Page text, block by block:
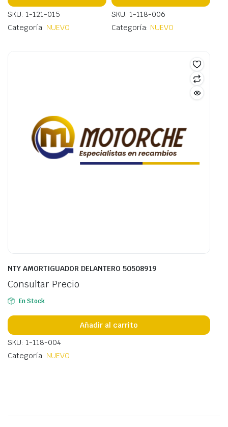
SKU: 1-121-015
Categoría: NUEVO
SKU: 1-118-006
Categoría: NUEVO
NTY AMORTIGUADOR DELANTERO 50508919
Consultar Precio
En Stock
Añadir al carrito
SKU: 1-118-004
Categoría: NUEVO